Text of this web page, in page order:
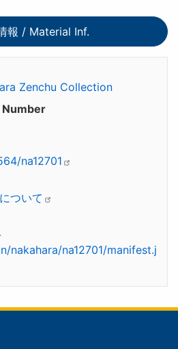
報 / Material Inf.
Zenchu Collection
Number
na12701
ついて
nakahara/na12701/manifest.j